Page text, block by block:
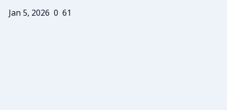
Jan 5, 2026 0 61